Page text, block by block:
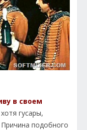
в своем
хотя гусары,
подобного